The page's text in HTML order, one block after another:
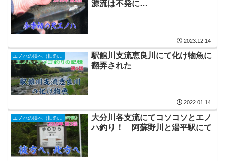
源流は不発に…
2023.12.14
駅館川支流恵良川にて化け物魚に
翻弄された
2022.01.14
大分川各支流にてコソコソとエノ
ハ釣り！ 阿蘇野川と湯平駅にて